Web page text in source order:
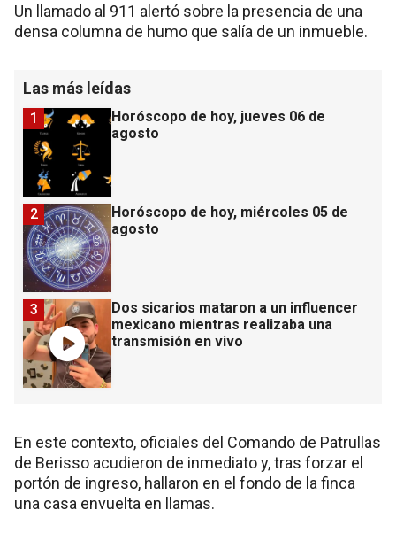
Un llamado al 911 alertó sobre la presencia de una
densa columna de humo que salía de un inmueble.
Las más leídas
Horóscopo de hoy, jueves 06 de
agosto
1
Horóscopo de hoy, miércoles 05 de
agosto
2
Dos sicarios mataron a un influencer
mexicano mientras realizaba una
transmisión en vivo
3
En este contexto, oficiales del Comando de Patrullas
de Berisso acudieron de inmediato y, tras forzar el
portón de ingreso, hallaron en el fondo de la finca
una casa envuelta en llamas.